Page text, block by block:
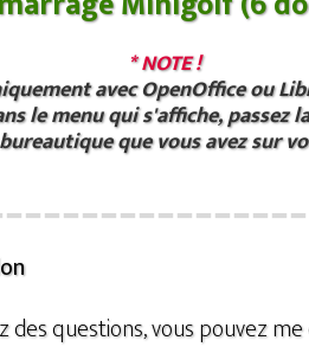
* NOTE !
avec OpenOffice ou
le menu qui s'affiche, passez
que vous avez sur
des questions, vous pouvez